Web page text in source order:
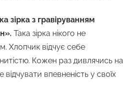
зірка з гравіруванням
Така зірка нікого не
Хлопчик відчує себе
Кожен раз дивлячись на
впевненість у своїх